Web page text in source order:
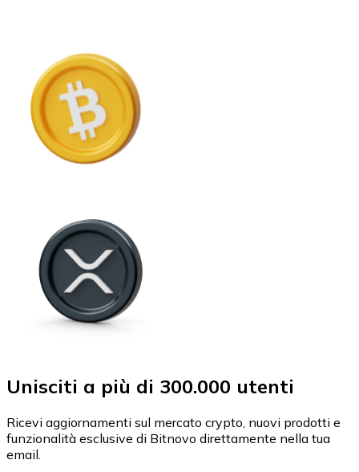
Unisciti a più di 300.000 utenti
Ricevi aggiornamenti sul mercato crypto, nuovi prodotti e
funzionalità esclusive di Bitnovo direttamente nella tua
email.